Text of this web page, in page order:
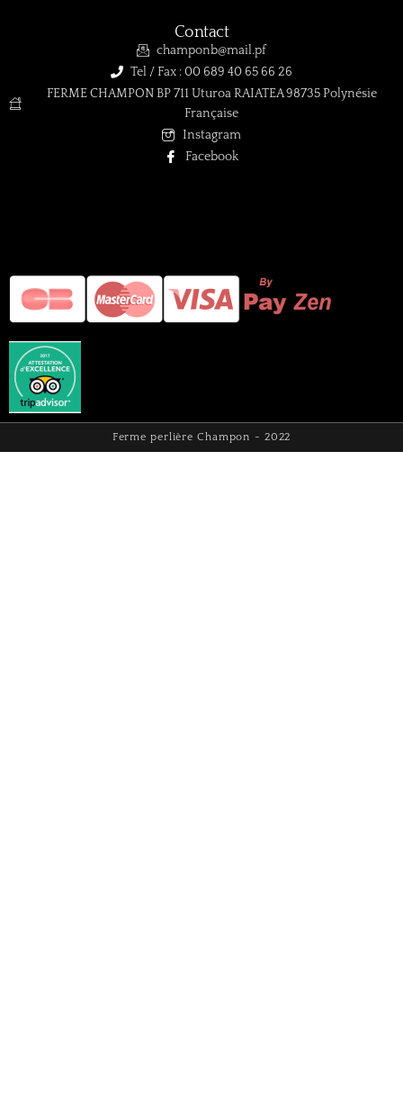
Contact
champonb@mail.pf
Tel / Fax : 00 689 40 65 66 26
FERME CHAMPON BP 711 Uturoa RAIATEA 98735 Polynésie
Française
Instagram
Facebook
Ferme perlière Champon - 2022